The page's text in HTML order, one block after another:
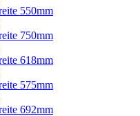
550mm
750mm
618mm
575mm
692mm